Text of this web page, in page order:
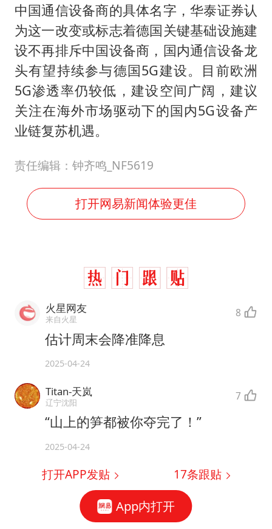
中国通信设备商的具体名字，华泰证券认
为这一改变或标志着德国关键基础设施建
设不再排斥中国设备商，国内通信设备龙
头有望持续参与德国5G建设。目前欧洲
5G渗透率仍较低，建设空间广阔，建议
关注在海外市场驱动下的国内5G设备产
业链复苏机遇。
责任编辑：钟齐鸣_NF5619
打开网易新闻体验更佳
火星网友
来自火星 8
估计周末会降准降息
2025-04-24
Titan-天岚
辽宁沈阳 7
“山上的笋都被你夺完了！”
2025-04-24
打开APP发贴 17条跟贴
App内打开